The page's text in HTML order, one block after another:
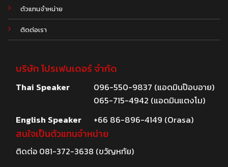
ตัวแทนจำหน่าย
ติดต่อเรา
บริษัท โปรเฟนเดอร์ จำกัด
Thai Speaker
096-550-9837 (แอดมินป๊อบอาย)
065-715-4942 (แอดมินแตงโม)
English Speaker
+66 86-896-4149 (Orasa)
สนใจเป็นตัวแทนจำหน่าย
ติดต่อ 081-372-3638 (ขวัญหทัย)